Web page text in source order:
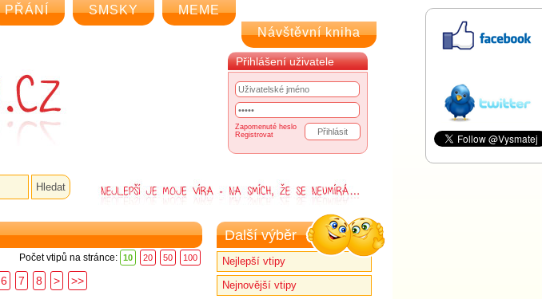
PŘÁNÍ SMSKY
MEME
Návštěvní kniha
Přihlášení uživatele
Zapomenuté heslo
Registrovat
Počet vtipů na stránce: 10 20 50 100
6 7 8 > >>
Další výběr
Nejlepší vtipy
Nejnovější vtipy